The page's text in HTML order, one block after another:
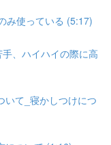
み使っている (5:17)
、ハイハイの際に高
いて_寝かしつけにつ